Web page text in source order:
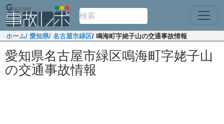
ホーム/ 愛知県/ 名古屋市緑区/ 鳴海町字姥子山の交通事故情報
愛知県名古屋市緑区鳴海町字姥子山
の交通事故情報